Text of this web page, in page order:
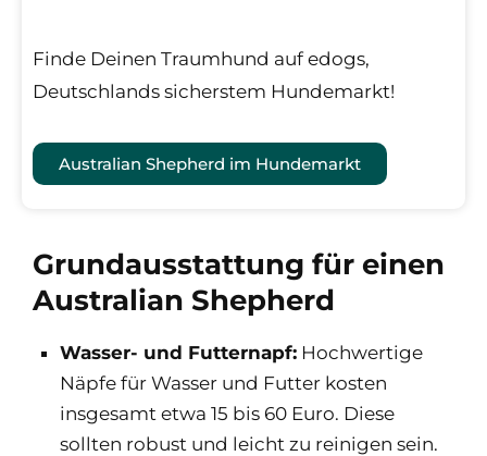
Finde Deinen Traumhund auf edogs,
Deutschlands sicherstem Hundemarkt!
Australian Shepherd im Hundemarkt
Grundausstattung für einen
Australian Shepherd
Wasser- und Futternapf: Hochwertige
Näpfe für Wasser und Futter kosten
insgesamt etwa 15 bis 60 Euro. Diese
sollten robust und leicht zu reinigen sein.